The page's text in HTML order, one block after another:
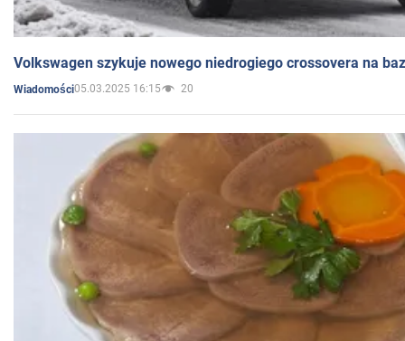
Volkswagen szykuje nowego niedrogiego crossovera na
Wiadomości05.03.2025 16:15 20